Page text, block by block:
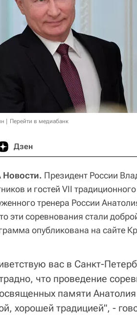
Перейти в медиабанк
Дзен
Президент России
и гостей VII
тренера России
эти соревнования стали
опубликована на сайте
вас в Санкт-
что проведение
памяти
хорошей традицией", -